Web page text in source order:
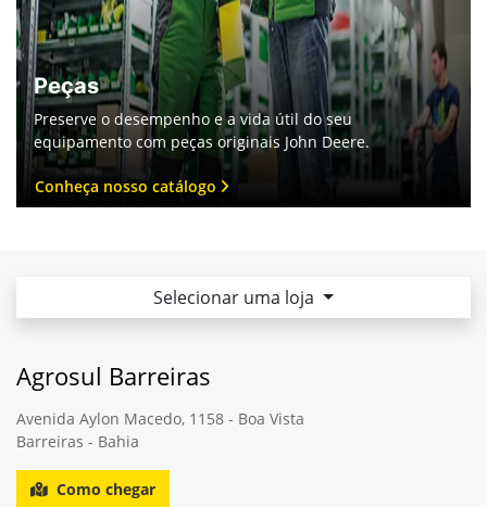
Peças
Preserve o desempenho e a vida útil do seu
equipamento com peças originais John Deere.
Conheça nosso catálogo
Selecionar uma loja
Agrosul Barreiras
Avenida Aylon Macedo, 1158 - Boa Vista
Barreiras - Bahia
Como chegar